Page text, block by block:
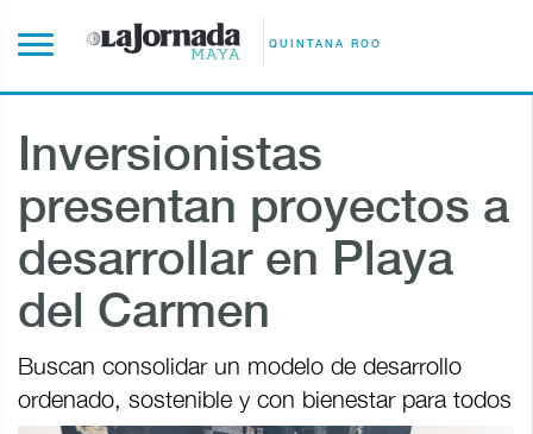
QUINTANA ROO
Inversionistas
presentan proyectos a
desarrollar en Playa
del Carmen
Buscan consolidar un modelo de desarrollo
ordenado, sostenible y con bienestar para todos